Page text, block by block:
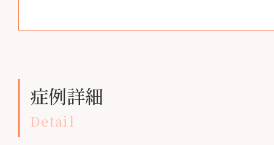
症例詳細
Detail